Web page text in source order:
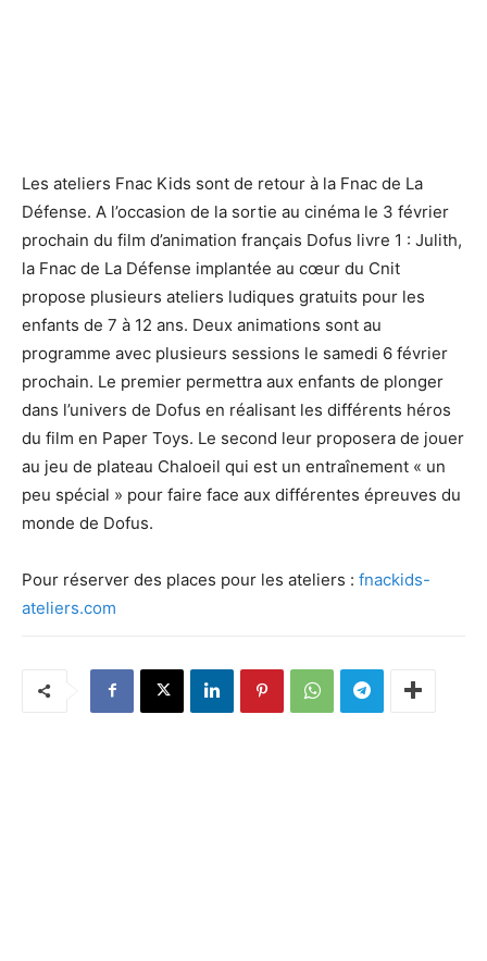
Les ateliers Fnac Kids sont de retour à la Fnac de La
Défense. A l’occasion de la sortie au cinéma le 3 février
prochain du film d’animation français Dofus livre 1 : Julith,
la Fnac de La Défense implantée au cœur du Cnit
propose plusieurs ateliers ludiques gratuits pour les
enfants de 7 à 12 ans. Deux animations sont au
programme avec plusieurs sessions le samedi 6 février
prochain. Le premier permettra aux enfants de plonger
dans l’univers de Dofus en réalisant les différents héros
du film en Paper Toys. Le second leur proposera de jouer
au jeu de plateau Chaloeil qui est un entraînement « un
peu spécial » pour faire face aux différentes épreuves du
monde de Dofus.
Pour réserver des places pour les ateliers : fnackids-
ateliers.com